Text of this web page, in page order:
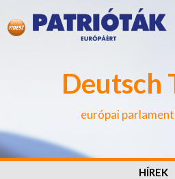
Deutsch
európai
HÍREK